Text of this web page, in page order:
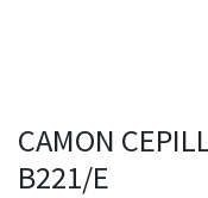
CAMON
B221/E